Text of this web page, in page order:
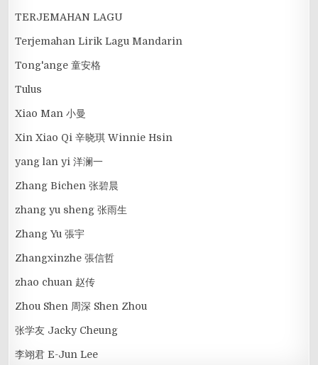
TERJEMAHAN LAGU
Terjemahan Lirik Lagu Mandarin
Tong'ange 童安格
Tulus
Xiao Man 小曼
Xin Xiao Qi 辛晓琪 Winnie Hsin
yang lan yi 洋澜一
Zhang Bichen 张碧晨
zhang yu sheng 张雨生
Zhang Yu 張宇
Zhangxinzhe 張信哲
zhao chuan 赵传
Zhou Shen 周深 Shen Zhou
张学友 Jacky Cheung
李翊君 E-Jun Lee